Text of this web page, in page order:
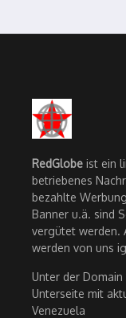
RedGlobe ist ein
betriebenes
bezahlte
Banner u.ä. sind
vergütet werden.
werden von uns
Unter der Domain
Unterseite mit
Venezuela